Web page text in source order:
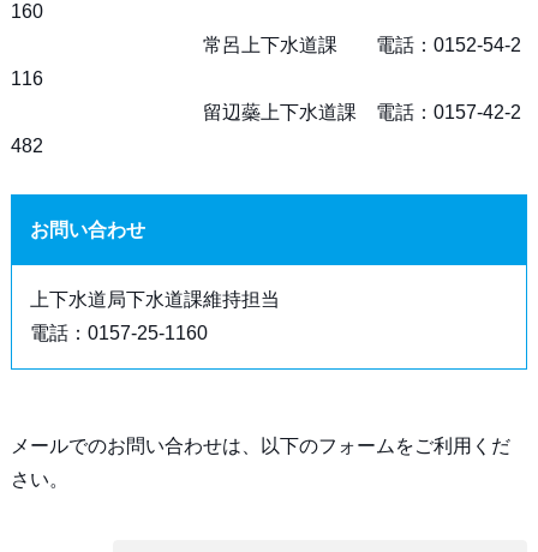
160
常呂上下水道課 電話：0152-54-2
116
留辺蘂上下水道課 電話：0157-42-2
482
お問い合わせ
上下水道局下水道課維持担当
電話：0157-25-1160
メールでのお問い合わせは、以下のフォームをご利用くだ
さい。